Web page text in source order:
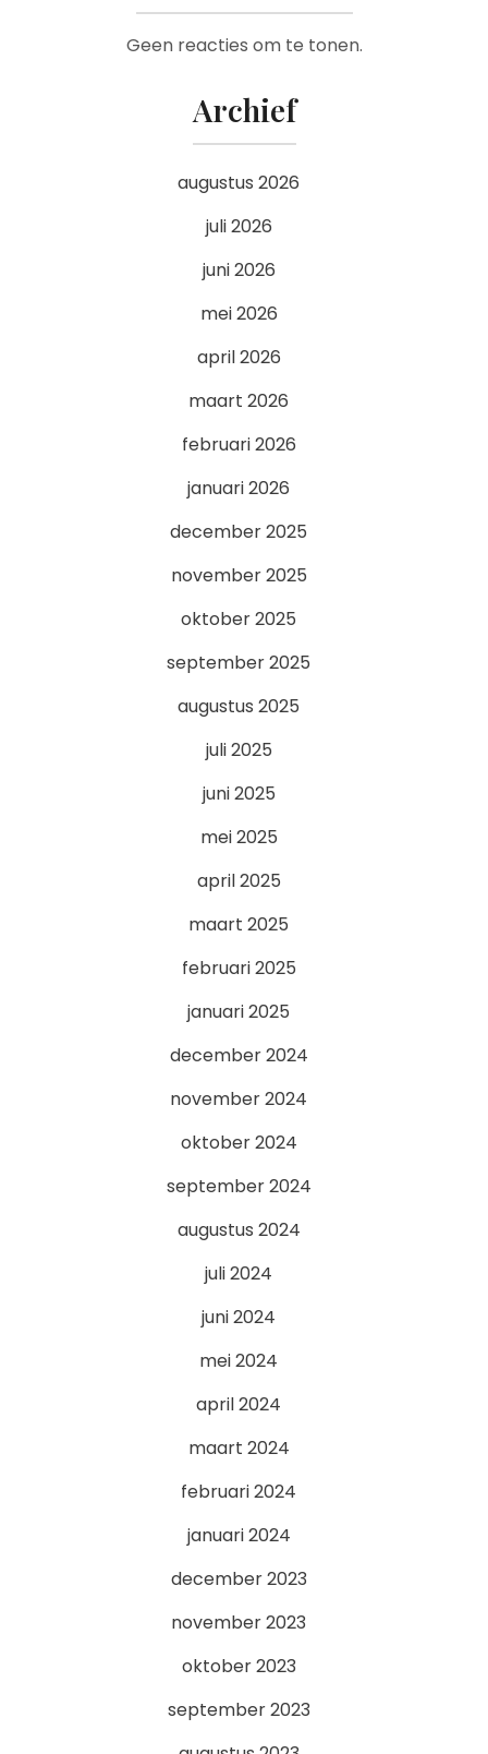
Geen reacties om te tonen.
Archief
augustus 2026
juli 2026
juni 2026
mei 2026
april 2026
maart 2026
februari 2026
januari 2026
december 2025
november 2025
oktober 2025
september 2025
augustus 2025
juli 2025
juni 2025
mei 2025
april 2025
maart 2025
februari 2025
januari 2025
december 2024
november 2024
oktober 2024
september 2024
augustus 2024
juli 2024
juni 2024
mei 2024
april 2024
maart 2024
februari 2024
januari 2024
december 2023
november 2023
oktober 2023
september 2023